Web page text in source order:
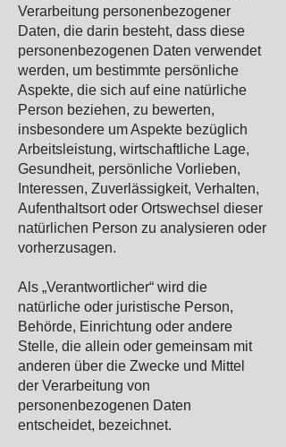
Verarbeitung personenbezogener
Daten, die darin besteht, dass diese
personenbezogenen Daten verwendet
werden, um bestimmte persönliche
Aspekte, die sich auf eine natürliche
Person beziehen, zu bewerten,
insbesondere um Aspekte bezüglich
Arbeitsleistung, wirtschaftliche Lage,
Gesundheit, persönliche Vorlieben,
Interessen, Zuverlässigkeit, Verhalten,
Aufenthaltsort oder Ortswechsel dieser
natürlichen Person zu analysieren oder
vorherzusagen.
Als „Verantwortlicher“ wird die
natürliche oder juristische Person,
Behörde, Einrichtung oder andere
Stelle, die allein oder gemeinsam mit
anderen über die Zwecke und Mittel
der Verarbeitung von
personenbezogenen Daten
entscheidet, bezeichnet.